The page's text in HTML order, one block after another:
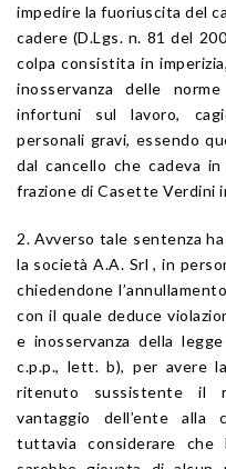
impedire la fuoriuscita del
cadere (D.Lgs. n. 81 del
colpa consistita in
inosservanza delle
infortuni sul lavoro,
personali gravi, essendo
dal cancello che cadeva
frazione di Casette Verdini
2. Avverso tale sentenza
la società A.A. Srl , in
chiedendone
con il quale deduce
e inosservanza della
c.p.p., lett. b), per avere
ritenuto sussistente il
vantaggio dell’ente alla
tuttavia considerare